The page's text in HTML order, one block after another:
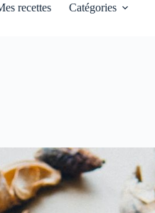
recettes Catégories